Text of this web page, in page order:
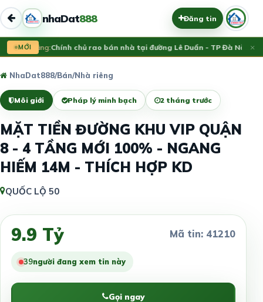
nhaDat888 Đăng tin
MỚI
Vừa đăng:Chính chủ rao bán nhà tại đường Lê Duẩn - TP Đà Nẵng; ×
NhaDat888/Bán/Nhà riêng
Môi giới Pháp lý minh bạch 2 tháng trước
MẶT TIỀN ĐƯỜNG KHU VIP QUẬN
8 - 4 TẦNG MỚI 100% - NGANG
HIẾM 14M - THÍCH HỢP KD
QUỐC LỘ 50
9.9 Tỷ Mã tin: 41210
40người đang xem tin này
Gọi ngay